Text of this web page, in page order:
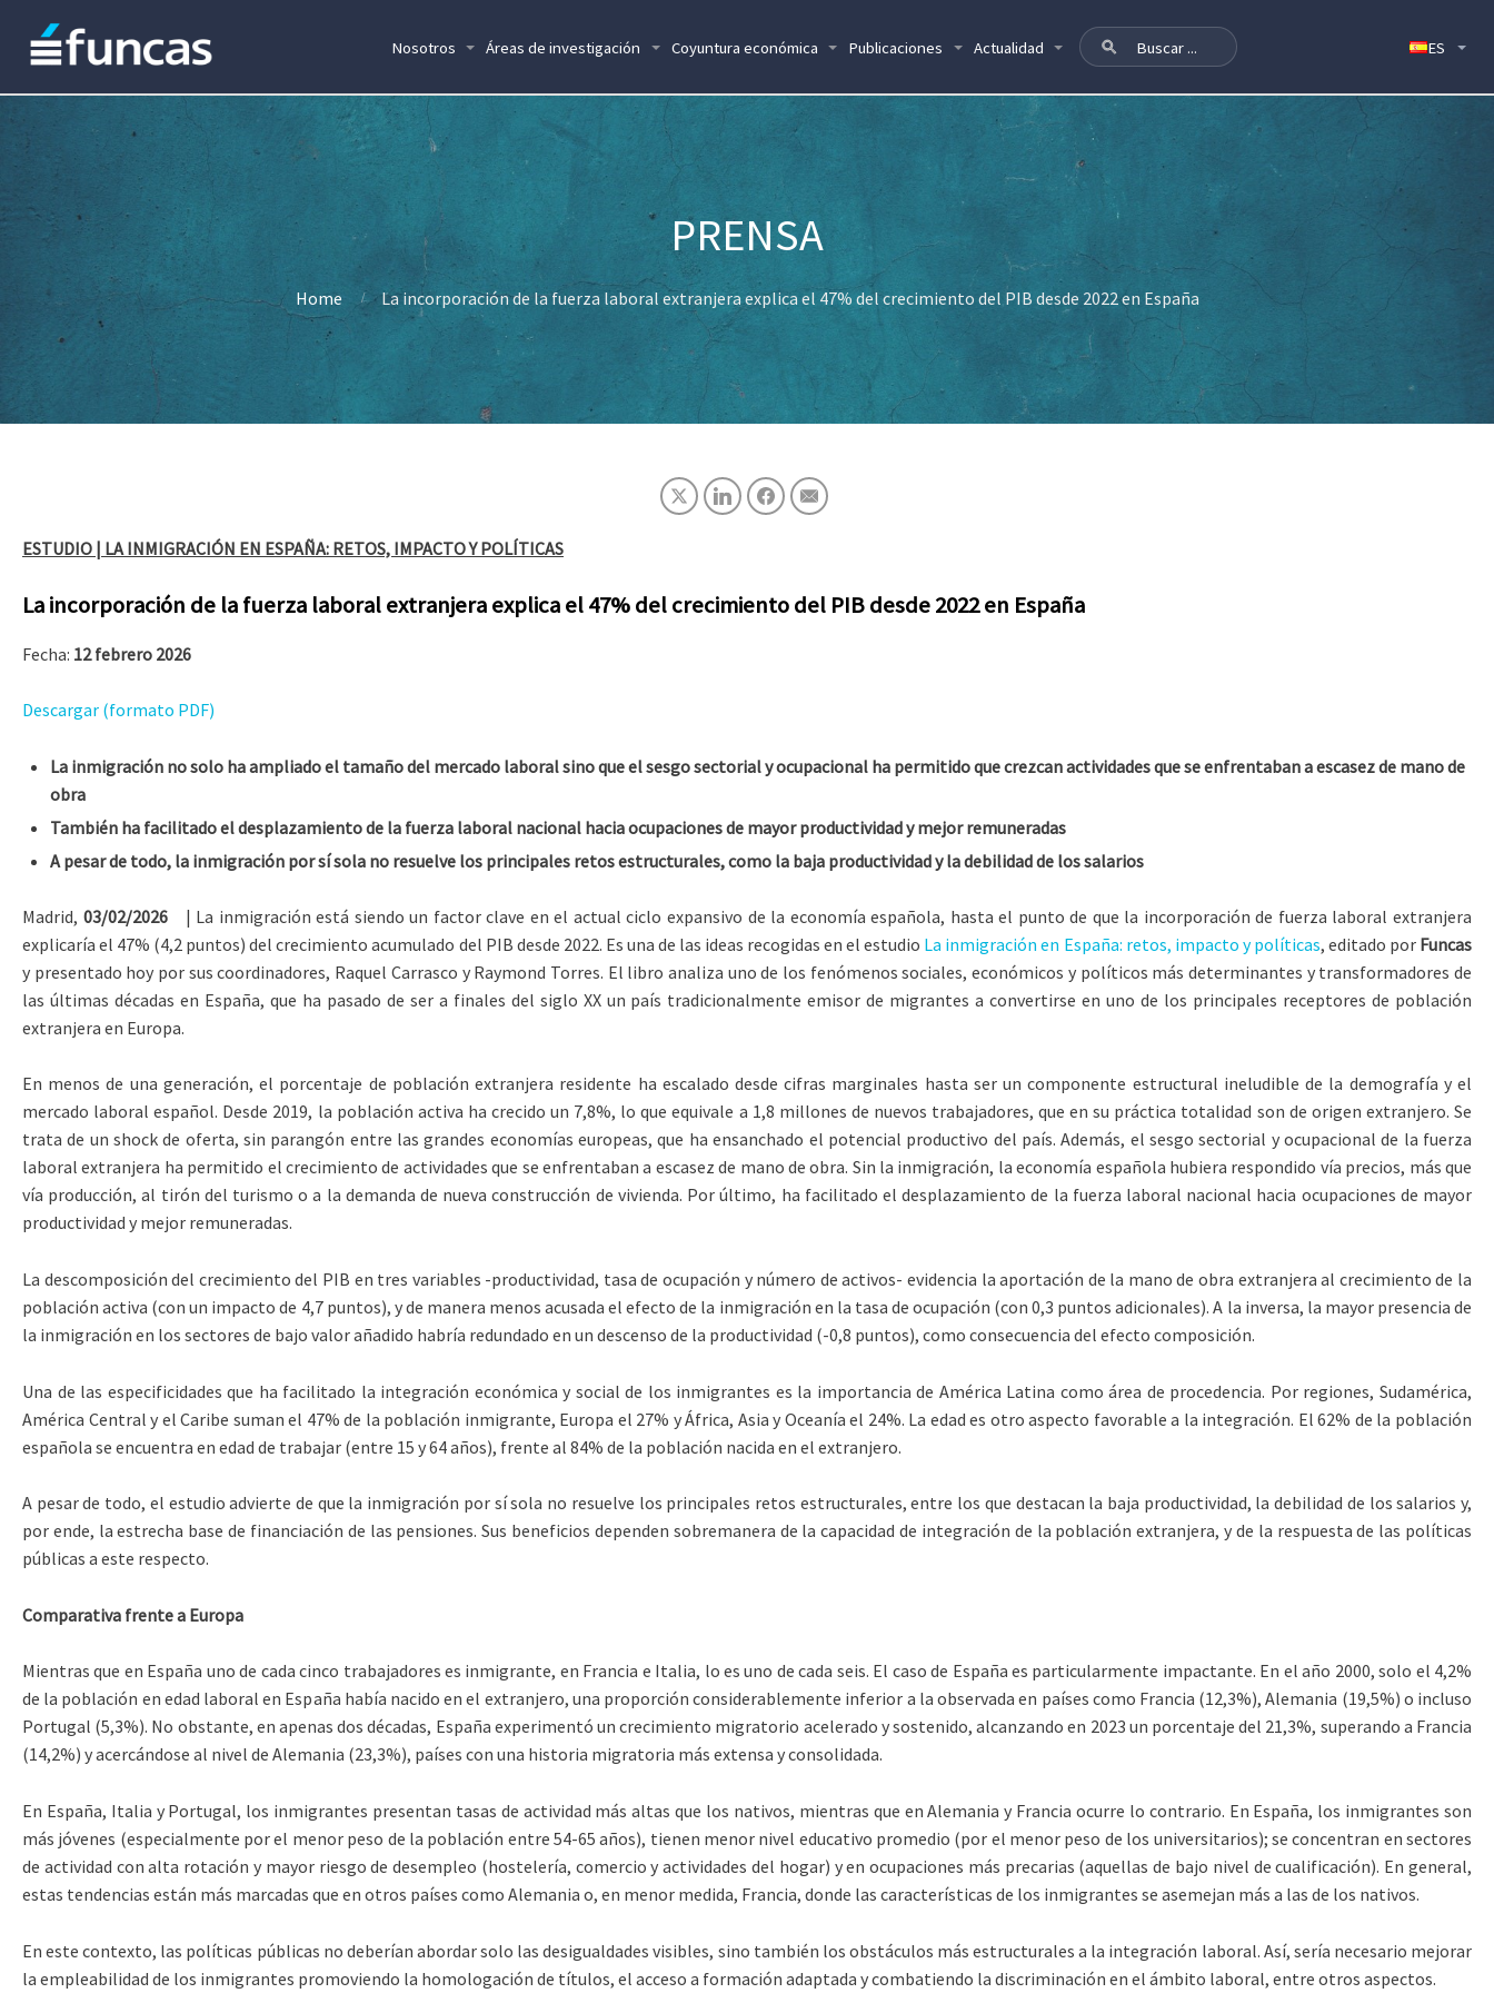
Nosotros Áreas de investigación Coyuntura económica Publicaciones Actualidad
Home La incorporación de la fuerza laboral extranjera explica el 47% del crecimiento del PIB desde 2022 en España
ESTUDIO | LA INMIGRACIÓN EN ESPAÑA: RETOS, IMPACTO Y POLÍTICAS
La incorporación de la fuerza laboral extranjera explica el 47% del crecimiento del PIB desde 2022 en España
Fecha: 12 febrero 2026
Descargar (formato PDF)
La inmigración no solo ha ampliado el tamaño del mercado laboral sino que el sesgo sectorial y ocupacional ha permitido que crezcan actividades que se enfrentaban a escasez de mano de
obra
También ha facilitado el desplazamiento de la fuerza laboral nacional hacia ocupaciones de mayor productividad y mejor remuneradas
A pesar de todo, la inmigración por sí sola no resuelve los principales retos estructurales, como la baja productividad y la debilidad de los salarios
Madrid, 03/02/2026| La inmigración está siendo un factor clave en el actual ciclo expansivo de la economía española, hasta el punto de que la incorporación de fuerza laboral extranjera
explicaría el 47% (4,2 puntos) del crecimiento acumulado del PIB desde 2022. Es una de las ideas recogidas en el estudio La inmigración en España: retos, impacto y políticas, editado por Funcas
y presentado hoy por sus coordinadores, Raquel Carrasco y Raymond Torres. El libro analiza uno de los fenómenos sociales, económicos y políticos más determinantes y transformadores de
las últimas décadas en España, que ha pasado de ser a finales del siglo XX un país tradicionalmente emisor de migrantes a convertirse en uno de los principales receptores de población
extranjera en Europa.
En menos de una generación, el porcentaje de población extranjera residente ha escalado desde cifras marginales hasta ser un componente estructural ineludible de la demografía y el
mercado laboral español. Desde 2019, la población activa ha crecido un 7,8%, lo que equivale a 1,8 millones de nuevos trabajadores, que en su práctica totalidad son de origen extranjero. Se
trata de un shock de oferta, sin parangón entre las grandes economías europeas, que ha ensanchado el potencial productivo del país. Además, el sesgo sectorial y ocupacional de la fuerza
laboral extranjera ha permitido el crecimiento de actividades que se enfrentaban a escasez de mano de obra. Sin la inmigración, la economía española hubiera respondido vía precios, más que
vía producción, al tirón del turismo o a la demanda de nueva construcción de vivienda. Por último, ha facilitado el desplazamiento de la fuerza laboral nacional hacia ocupaciones de mayor
productividad y mejor remuneradas.
La descomposición del crecimiento del PIB en tres variables -productividad, tasa de ocupación y número de activos- evidencia la aportación de la mano de obra extranjera al crecimiento de la
población activa (con un impacto de 4,7 puntos), y de manera menos acusada el efecto de la inmigración en la tasa de ocupación (con 0,3 puntos adicionales). A la inversa, la mayor presencia de
la inmigración en los sectores de bajo valor añadido habría redundado en un descenso de la productividad (-0,8 puntos), como consecuencia del efecto composición.
Una de las especificidades que ha facilitado la integración económica y social de los inmigrantes es la importancia de América Latina como área de procedencia. Por regiones, Sudamérica,
América Central y el Caribe suman el 47% de la población inmigrante, Europa el 27% y África, Asia y Oceanía el 24%. La edad es otro aspecto favorable a la integración. El 62% de la población
española se encuentra en edad de trabajar (entre 15 y 64 años), frente al 84% de la población nacida en el extranjero.
A pesar de todo, el estudio advierte de que la inmigración por sí sola no resuelve los principales retos estructurales, entre los que destacan la baja productividad, la debilidad de los salarios y,
por ende, la estrecha base de financiación de las pensiones. Sus beneficios dependen sobremanera de la capacidad de integración de la población extranjera, y de la respuesta de las políticas
públicas a este respecto.
Comparativa frente a Europa
Mientras que en España uno de cada cinco trabajadores es inmigrante, en Francia e Italia, lo es uno de cada seis. El caso de España es particularmente impactante. En el año 2000, solo el 4,2%
de la población en edad laboral en España había nacido en el extranjero, una proporción considerablemente inferior a la observada en países como Francia (12,3%), Alemania (19,5%) o incluso
Portugal (5,3%). No obstante, en apenas dos décadas, España experimentó un crecimiento migratorio acelerado y sostenido, alcanzando en 2023 un porcentaje del 21,3%, superando a Francia
(14,2%) y acercándose al nivel de Alemania (23,3%), países con una historia migratoria más extensa y consolidada.
En España, Italia y Portugal, los inmigrantes presentan tasas de actividad más altas que los nativos, mientras que en Alemania y Francia ocurre lo contrario. En España, los inmigrantes son
más jóvenes (especialmente por el menor peso de la población entre 54-65 años), tienen menor nivel educativo promedio (por el menor peso de los universitarios); se concentran en sectores
de actividad con alta rotación y mayor riesgo de desempleo (hostelería, comercio y actividades del hogar) y en ocupaciones más precarias (aquellas de bajo nivel de cualificación). En general,
estas tendencias están más marcadas que en otros países como Alemania o, en menor medida, Francia, donde las características de los inmigrantes se asemejan más a las de los nativos.
En este contexto, las políticas públicas no deberían abordar solo las desigualdades visibles, sino también los obstáculos más estructurales a la integración laboral. Así, sería necesario mejorar
la empleabilidad de los inmigrantes promoviendo la homologación de títulos, el acceso a formación adaptada y combatiendo la discriminación en el ámbito laboral, entre otros aspectos.